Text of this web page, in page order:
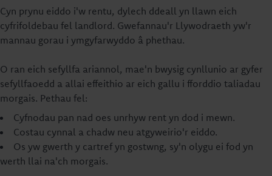
Cyn prynu eiddo i'w rentu, dylech ddeall yn llawn eich
cyfrifoldebau fel landlord. Gwefannau'r Llywodraeth yw'r
mannau gorau i ymgyfarwyddo â phethau.
O ran eich sefyllfa ariannol, mae'n bwysig cynllunio ar gyfer
sefyllfaoedd a allai effeithio ar eich gallu i fforddio taliadau
morgais. Pethau fel:
Cyfnodau pan nad oes unrhyw rent yn dod i mewn.
Costau cynnal a chadw neu atgyweirio'r eiddo.
Os yw gwerth y cartref yn gostwng, sy'n olygu ei fod yn
werth llai na'ch morgais.